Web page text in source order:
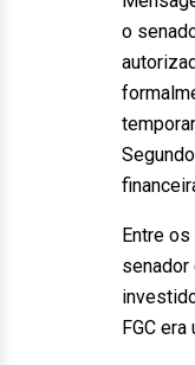
o
Entre
senador
FGC